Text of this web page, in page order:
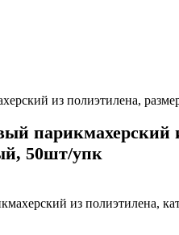
из полиэтилена,
парикмахерский
50шт/упк
из полиэтилена,